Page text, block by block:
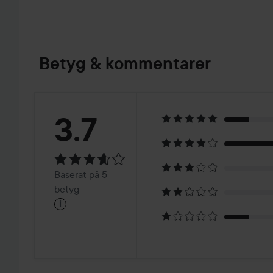
Betyg & kommentarer
Betyg:
3.7Baserat
på
3.7
Baserat på 5
betyg
i